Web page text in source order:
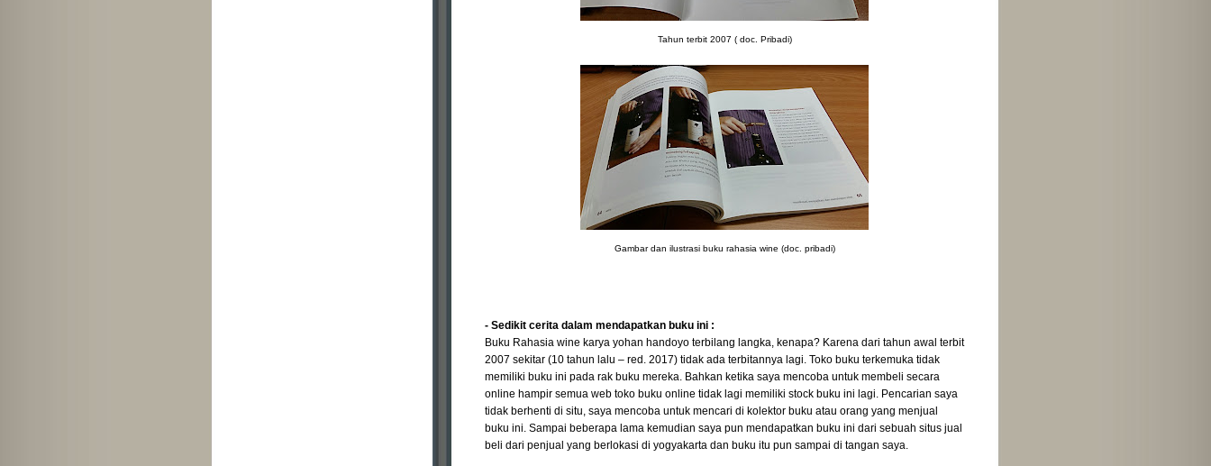
Tahun terbit 2007 ( doc. Pribadi)
Gambar dan ilustrasi buku rahasia wine (doc. pribadi)
- Sedikit cerita dalam mendapatkan buku ini :
Buku Rahasia wine karya yohan handoyo terbilang langka, kenapa? Karena dari tahun awal terbit
2007 sekitar (10 tahun lalu – red. 2017) tidak ada terbitannya lagi. Toko buku terkemuka tidak
memiliki buku ini pada rak buku mereka. Bahkan ketika saya mencoba untuk membeli secara
online hampir semua web toko buku online tidak lagi memiliki stock buku ini lagi. Pencarian saya
tidak berhenti di situ, saya mencoba untuk mencari di kolektor buku atau orang yang menjual
buku ini. Sampai beberapa lama kemudian saya pun mendapatkan buku ini dari sebuah situs jual
beli dari penjual yang berlokasi di yogyakarta dan buku itu pun sampai di tangan saya.